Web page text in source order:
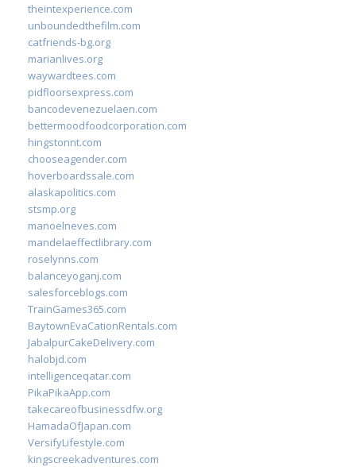
theintexperience.com
unboundedthefilm.com
catfriends-bg.org
marianlives.org
waywardtees.com
pidfloorsexpress.com
bancodevenezuelaen.com
bettermoodfoodcorporation.com
hingstonnt.com
chooseagender.com
hoverboardssale.com
alaskapolitics.com
stsmp.org
manoelneves.com
mandelaeffectlibrary.com
roselynns.com
balanceyoganj.com
salesforceblogs.com
TrainGames365.com
BaytownEvaCationRentals.com
JabalpurCakeDelivery.com
halobjd.com
intelligenceqatar.com
PikaPikaApp.com
takecareofbusinessdfw.org
HamadaOfJapan.com
VersifyLifestyle.com
kingscreekadventures.com